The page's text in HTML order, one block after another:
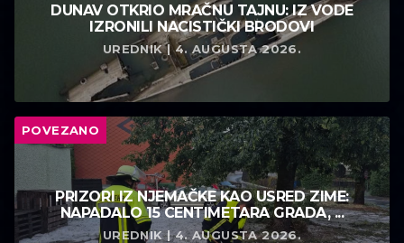
DUNAV OTKRIO MRAČNU TAJNU: IZ VODE
IZRONILI NACISTIČKI BRODOVI
UREDNIK | 4. AUGUSTA 2026.
POVEZANO
PRIZORI IZ NJEMAČKE KAO USRED ZIME:
NAPADALO 15 CENTIMETARA GRADA, ...
UREDNIK | 4. AUGUSTA 2026.